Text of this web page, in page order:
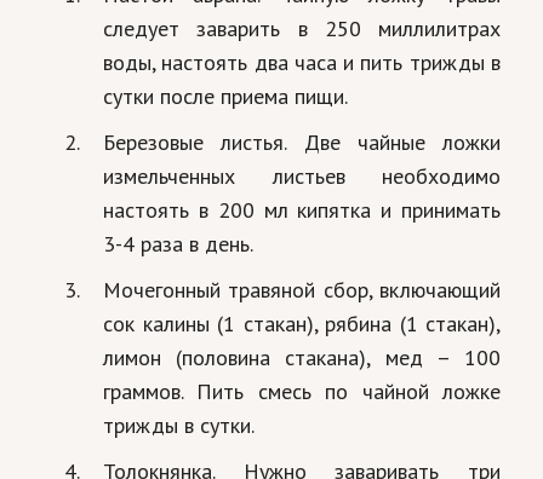
следует заварить в 250 миллилитрах
воды, настоять два часа и пить трижды в
сутки после приема пищи.
Березовые листья. Две чайные ложки
измельченных листьев необходимо
настоять в 200 мл кипятка и принимать
3-4 раза в день.
Мочегонный травяной сбор, включающий
сок калины (1 стакан), рябина (1 стакан),
лимон (половина стакана), мед – 100
граммов. Пить смесь по чайной ложке
трижды в сутки.
Толокнянка. Нужно заваривать три